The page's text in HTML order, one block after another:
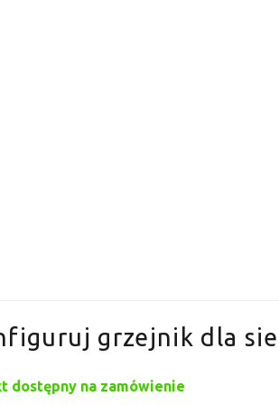
grzejnik dla
dostępny na zamówienie